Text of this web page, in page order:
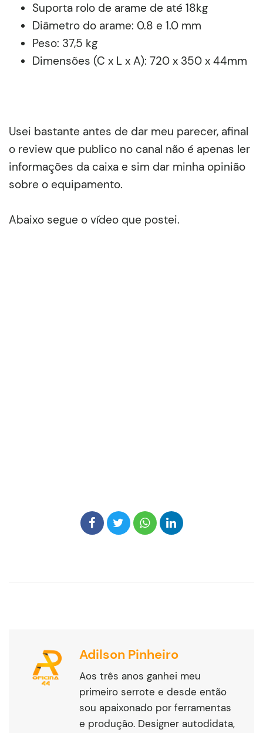
Suporta rolo de arame de até 18kg
Diâmetro do arame: 0.8 e 1.0 mm
Peso: 37,5 kg
Dimensões (C x L x A): 720 x 350 x 44mm
Usei bastante antes de dar meu parecer, afinal
o review que publico no canal não é apenas ler
informações da caixa e sim dar minha opinião
sobre o equipamento.
Abaixo segue o vídeo que postei.
Adilson Pinheiro
Aos três anos ganhei meu
primeiro serrote e desde então
sou apaixonado por ferramentas
e produção. Designer autodidata,